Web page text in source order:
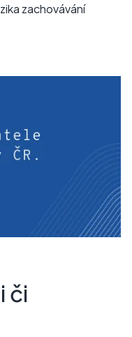
zachovávání
či